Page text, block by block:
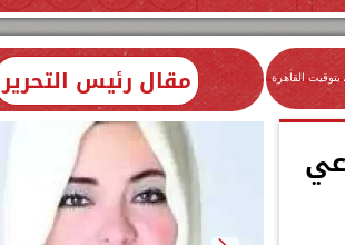
بتوقيت القاهرة مقال رئيس التحرير